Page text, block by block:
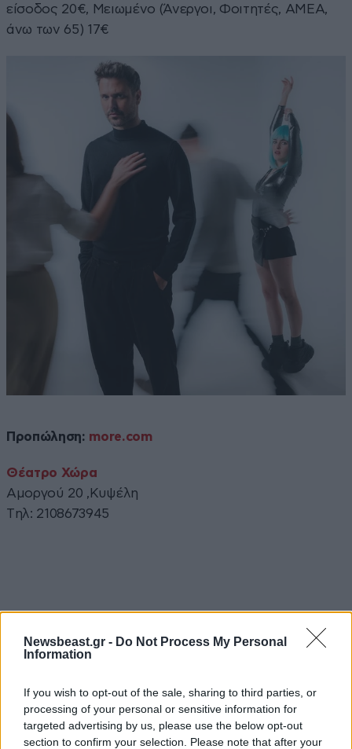
Newsbeast.gr - Do Not Process My Personal
Information
If you wish to opt-out of the sale, sharing to third parties, or
processing of your personal or sensitive information for
targeted advertising by us, please use the below opt-out
section to confirm your selection. Please note that after your
είσοδος 20€, Μειωμένο (Άνεργοι, Φοιτητές, ΑΜΕΑ,
άνω των 65) 17€
Προπώληση: more.com
Θέατρο Χώρα
Αμοργού 20 ,Κυψέλη
Tηλ: 2108673945
Ακολουθήστε το